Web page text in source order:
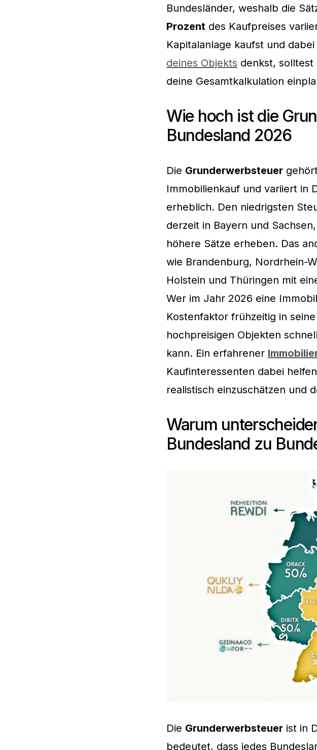
Bundesländer, weshalb die
Prozent des Kaufpreises
Kapitalanlage kaufst und
deines Objekts denkst,
deine Gesamtkalkulation
Wie hoch ist die
Bundesland 2026
Die Grunderwerbsteuer
Immobilienkauf und variiert in
erheblich. Den niedrigsten
derzeit in Bayern und
höhere Sätze erheben. Das
wie Brandenburg, Nordrhein-
Holstein und Thüringen mit
Wer im Jahr 2026 eine
Kostenfaktor frühzeitig in
hochpreisigen Objekten
kann. Ein erfahrener
Kaufinteressenten dabei
realistisch einzuschätzen und
Warum
Bundesland zu
Die Grunderwerbsteuer ist in
bedeutet, dass jedes